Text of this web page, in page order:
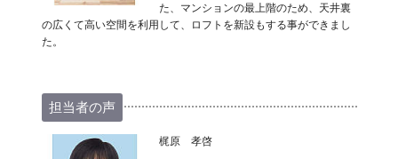
た、マンションの最上階のため、天井裏
の広くて高い空間を利用して、ロフトを新設もする事ができまし
た。
担当者の声
梶原 孝啓